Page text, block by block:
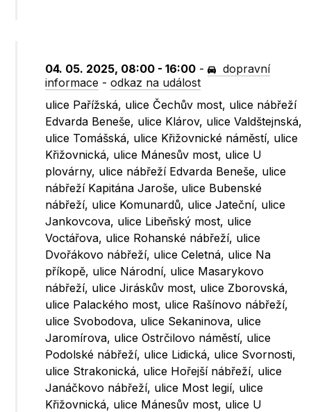
04. 05. 2025, 08:00 - 16:00 -
dopravní
informace -odkaz na událost
ulice Pařížská, ulice Čechův most, ulice nábřeží
Edvarda Beneše, ulice Klárov, ulice Valdštejnská,
ulice Tomášská, ulice Křižovnické náměstí, ulice
Křižovnická, ulice Mánesův most, ulice U
plovárny, ulice nábřeží Edvarda Beneše, ulice
nábřeží Kapitána Jaroše, ulice Bubenské
nábřeží, ulice Komunardů, ulice Jateční, ulice
Jankovcova, ulice Libeňský most, ulice
Voctářova, ulice Rohanské nábřeží, ulice
Dvořákovo nábřeží, ulice Celetná, ulice Na
příkopě, ulice Národní, ulice Masarykovo
nábřeží, ulice Jiráskův most, ulice Zborovská,
ulice Palackého most, ulice Rašínovo nábřeží,
ulice Svobodova, ulice Sekaninova, ulice
Jaromírova, ulice Ostrčilovo náměstí, ulice
Podolské nábřeží, ulice Lidická, ulice Svornosti,
ulice Strakonická, ulice Hořejší nábřeží, ulice
Janáčkovo nábřeží, ulice Most legií, ulice
Křižovnická, ulice Mánesův most, ulice U